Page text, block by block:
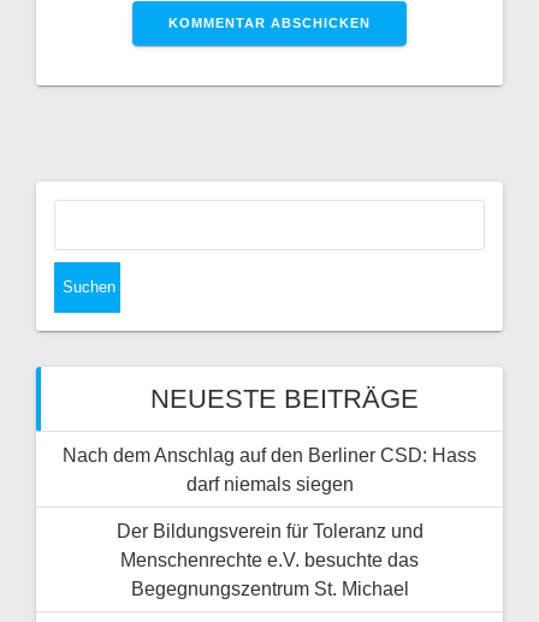
NEUESTE BEITRÄGE
Nach dem Anschlag auf den Berliner CSD: Hass
darf niemals siegen
Der Bildungsverein für Toleranz und
Menschenrechte e.V. besuchte das
Begegnungszentrum St. Michael